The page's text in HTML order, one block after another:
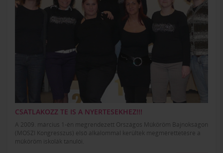
CSATLAKOZZ TE IS A NYERTESEKHEZ!!!
A 2009. március 1-én megrendezett Országos Műköröm Bajnokságon
(MOSZI Kongresszus) első alkalommal kerültek megmérettetésre a
műköröm iskolák tanulói.